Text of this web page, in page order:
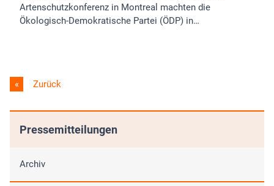
Artenschutzkonferenz in Montreal machten die
Ökologisch-Demokratische Partei (ÖDP) in…
Zurück
Pressemitteilungen
Archiv